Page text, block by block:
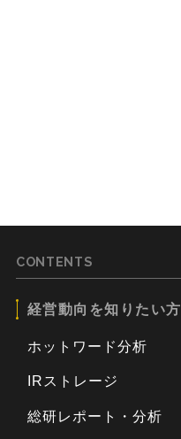
CONTENTS
経営動向を知りたい方
ホットワード分析
IRストレージ
総研レポート・分析